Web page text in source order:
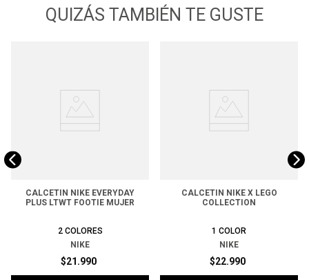
QUIZÁS TAMBIÉN TE GUSTE
CALCETIN NIKE EVERYDAY
PLUS LTWT FOOTIE MUJER
2 COLORES
NIKE
$21.990
CALCETIN NIKE X LEGO
COLLECTION
1 COLOR
NIKE
$22.990